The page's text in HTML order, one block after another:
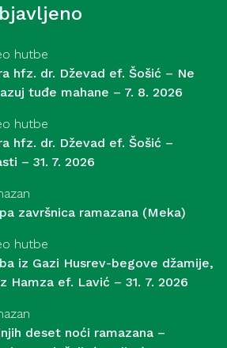
hutbe
hfz. dr. Dževad ef. Šošić – Ne
tuđe mahane – 7. 8. 2026
hutbe
hfz. dr. Dževad ef. Šošić –
– 31. 7. 2026
završnica ramazana (Meka)
hutbe
iz Gazi Husrev-begove džamije,
Hamza ef. Lavić – 31. 7. 2026
deset noći ramazana –